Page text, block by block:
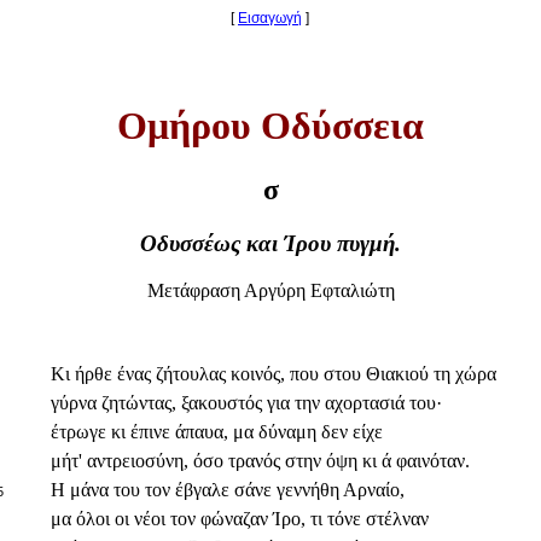
[ Εισαγωγή ]
Ομήρου Οδύσσεια
σ
Οδυσσέως και Ίρου πυγμή.
Μετάφραση Αργύρη Εφταλιώτη
Κι ήρθε ένας ζήτουλας κοινός, που στου Θιακιού τη χώρα
γύρνα ζητώντας, ξακουστός για την αχορτασιά του·
έτρωγε κι έπινε άπαυα, μα δύναμη δεν είχε
μήτ' αντρειοσύνη, όσο τρανός στην όψη κι ά φαινόταν.
Η μάνα του τον έβγαλε σάνε γεννήθη Αρναίο,
μα όλοι οι νέοι τον φώναζαν Ίρο, τι τόνε στέλναν